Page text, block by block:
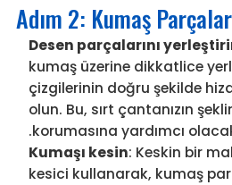
Adım 2: Kumaş
Desen parçalarını
kumaş üzerine dikkatlice
çizgilerinin doğru şekilde
olun. Bu, sırt çantanızın
korumasına yardımcı
Kumaşı kesin: Keskin bir
kesici kullanarak, kumaş